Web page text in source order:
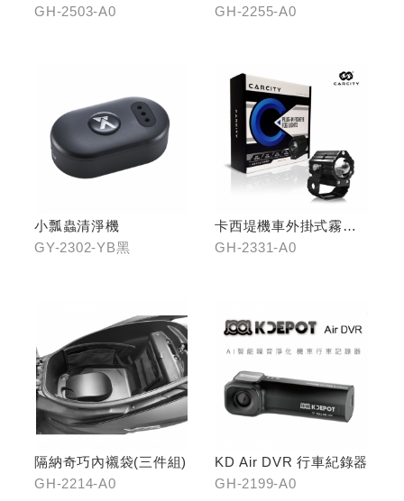
車紀錄器
GH-2503-A0
GH-2255-A0
小瓢蟲清淨機
GY-2302-YB黑
卡西堤機車外掛式霧燈
組(雙燈)
GH-2331-A0
隔納奇巧內襯袋(三件組)
GH-2214-A0
KD Air DVR 行車紀錄器
GH-2199-A0